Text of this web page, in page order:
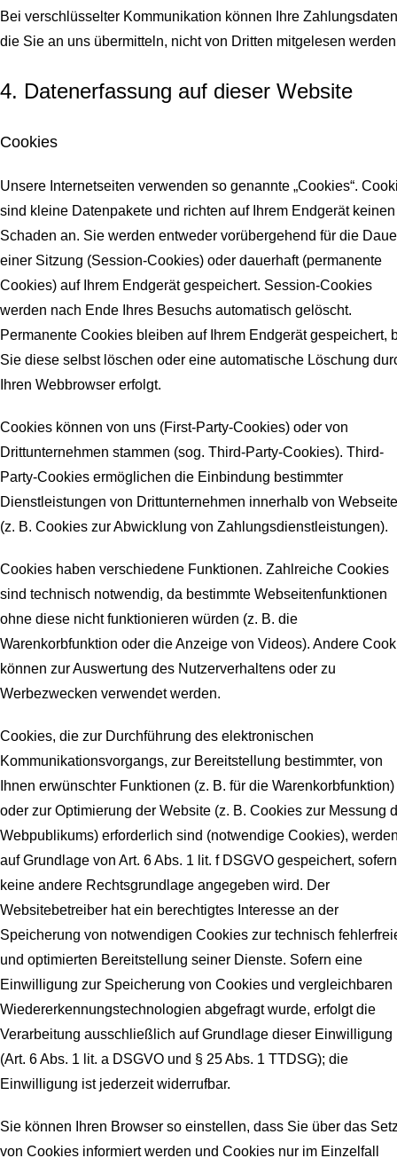
Bei verschlüsselter Kommunikation können Ihre
die Sie an uns übermitteln, nicht von Dritten mitgelesen
4. Datenerfassung auf dieser Website
Cookies
Unsere Internetseiten verwenden so genannte „Cookies“.
sind kleine Datenpakete und richten auf Ihrem Endgerät keinen
Schaden an. Sie werden entweder vorübergehend für die
einer Sitzung (Session-Cookies) oder dauerhaft (permanente
Cookies) auf Ihrem Endgerät gespeichert. Session-Cookies
werden nach Ende Ihres Besuchs automatisch gelöscht.
Permanente Cookies bleiben auf Ihrem Endgerät gespeichert,
Sie diese selbst löschen oder eine automatische Löschung
Ihren Webbrowser erfolgt.
Cookies können von uns (First-Party-Cookies) oder von
Drittunternehmen stammen (sog. Third-Party-Cookies). Third-
Party-Cookies ermöglichen die Einbindung bestimmter
Dienstleistungen von Drittunternehmen innerhalb von
(z. B. Cookies zur Abwicklung von Zahlungsdienstleistungen).
Cookies haben verschiedene Funktionen. Zahlreiche Cookies
sind technisch notwendig, da bestimmte Webseitenfunktionen
ohne diese nicht funktionieren würden (z. B. die
Warenkorbfunktion oder die Anzeige von Videos). Andere
können zur Auswertung des Nutzerverhaltens oder zu
Werbezwecken verwendet werden.
Cookies, die zur Durchführung des elektronischen
Kommunikationsvorgangs, zur Bereitstellung bestimmter, von
Ihnen erwünschter Funktionen (z. B. für die Warenkorbfunktion)
oder zur Optimierung der Website (z. B. Cookies zur Messung
Webpublikums) erforderlich sind (notwendige Cookies),
auf Grundlage von Art. 6 Abs. 1 lit. f DSGVO gespeichert, sofern
keine andere Rechtsgrundlage angegeben wird. Der
Websitebetreiber hat ein berechtigtes Interesse an der
Speicherung von notwendigen Cookies zur technisch
und optimierten Bereitstellung seiner Dienste. Sofern eine
Einwilligung zur Speicherung von Cookies und vergleichbaren
Wiedererkennungstechnologien abgefragt wurde, erfolgt die
Verarbeitung ausschließlich auf Grundlage dieser Einwilligung
(Art. 6 Abs. 1 lit. a DSGVO und § 25 Abs. 1 TTDSG); die
Einwilligung ist jederzeit widerrufbar.
Sie können Ihren Browser so einstellen, dass Sie über das
von Cookies informiert werden und Cookies nur im Einzelfall